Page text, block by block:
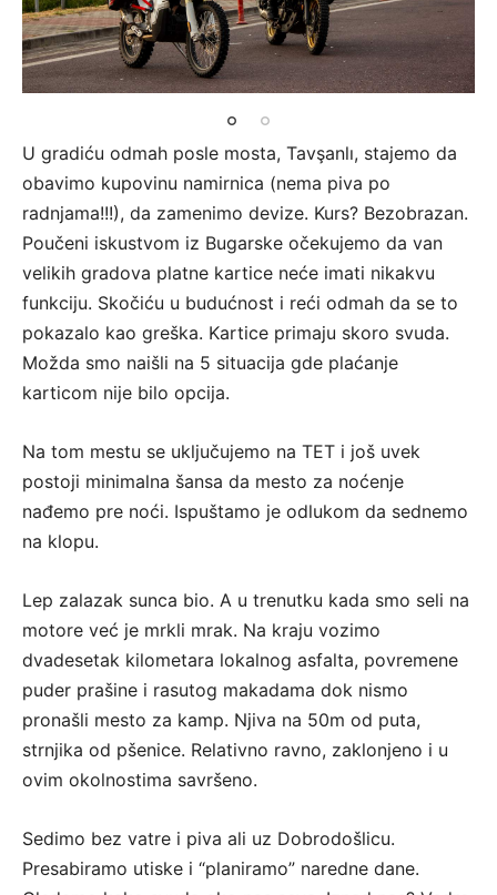
U gradiću odmah posle mosta, Tavşanlı, stajemo da
obavimo kupovinu namirnica (nema piva po
radnjama!!!), da zamenimo devize. Kurs? Bezobrazan.
Poučeni iskustvom iz Bugarske očekujemo da van
velikih gradova platne kartice neće imati nikakvu
funkciju. Skočiću u budućnost i reći odmah da se to
pokazalo kao greška. Kartice primaju skoro svuda.
Možda smo naišli na 5 situacija gde plaćanje
karticom nije bilo opcija.
Na tom mestu se uključujemo na TET i još uvek
postoji minimalna šansa da mesto za noćenje
nađemo pre noći. Ispuštamo je odlukom da sednemo
na klopu.
Lep zalazak sunca bio. A u trenutku kada smo seli na
motore već je mrkli mrak. Na kraju vozimo
dvadesetak kilometara lokalnog asfalta, povremene
puder prašine i rasutog makadama dok nismo
pronašli mesto za kamp. Njiva na 50m od puta,
strnjika od pšenice. Relativno ravno, zaklonjeno i u
ovim okolnostima savršeno.
Sedimo bez vatre i piva ali uz Dobrodošlicu.
Presabiramo utiske i “planiramo” naredne dane.